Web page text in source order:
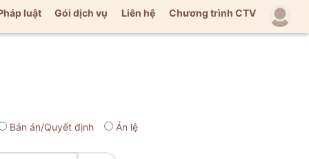
luật Gói dịch vụ Liên hệ Chương trình CTV
Bản án/Quyết định Án lệ